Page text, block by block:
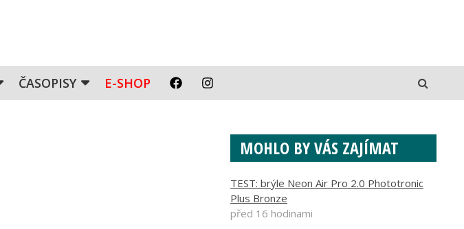
ČASOPISY E-SHOP
MOHLO BY VÁS ZAJÍMAT
TEST: brýle Neon Air Pro 2.0 Phototronic
Plus Bronze
před 16 hodinami